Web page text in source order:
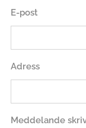
E-post
Adress
Meddelande